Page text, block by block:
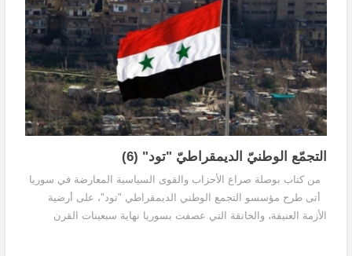
التجمّع الوطنيّ الديمقراطيّ "تود" (6)
من كتاب بوصلة صراع الأحزاب والقوى السياسية المعارضة في سوريا
أتى طرح مؤسسو التجمع الوطني الديمقراطي "تود"، على أرضية
الأزمة العنيفة، والخانقة التي عصفت بسوريا نهاية سبعينات القرن